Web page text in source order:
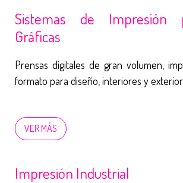
Sistemas de Impresión
Gráficas
Prensas digitales de gran volumen,
formato para diseño, interiores y
VER MÁS
Impresión Industrial